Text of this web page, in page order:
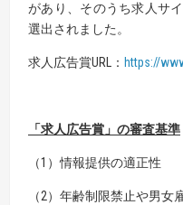
があり、そのうち求人サ
選出されました。
求人広告賞URL： https://
「求人広告賞」の審査基準
（1）情報提供の適正性
（2）年齢制限禁止や男